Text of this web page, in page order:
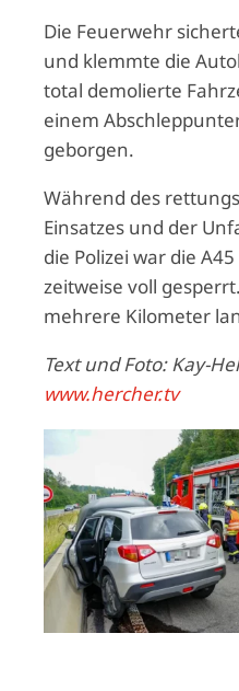
Die Feuerwehr
und klemmte die
total demolierte
einem
geborgen.
Während des
Einsatzes und der
die Polizei war die
zeitweise voll
mehrere Kilometer
Text und Foto: Kay-
www.hercher.tv